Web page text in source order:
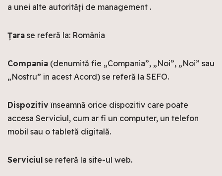
a unei alte autorități de management .
Țara se referă la: România
Compania (denumită fie „Compania”, „Noi”, „Noi” sau
„Nostru” în acest Acord) se referă la SEFO.
Dispozitiv înseamnă orice dispozitiv care poate
accesa Serviciul, cum ar fi un computer, un telefon
mobil sau o tabletă digitală.
Serviciul se referă la site-ul web.